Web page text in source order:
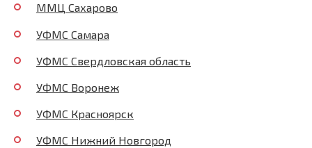
ММЦ Сахарово
УФМС Самара
УФМС Свердловская область
УФМС Воронеж
УФМС Красноярск
УФМС Нижний Новгород